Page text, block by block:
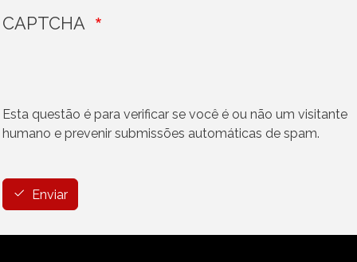
CAPTCHA
Esta questão é para verificar se você é ou não um visitante
humano e prevenir submissões automáticas de spam.
Enviar